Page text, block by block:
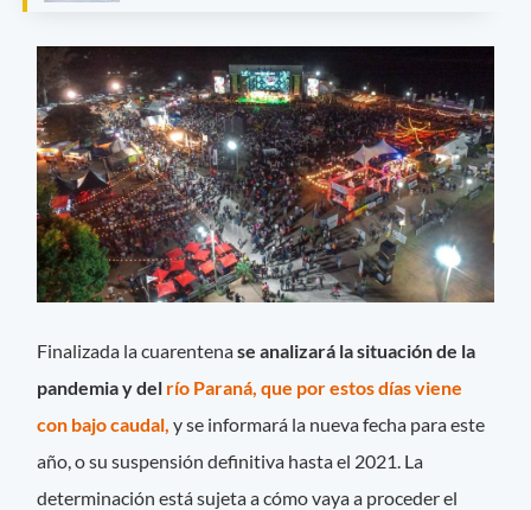
Finalizada la cuarentenase analizará la situación de la
pandemia y del río Paraná, que por estos días viene
con bajo caudal, y se informará la nueva fecha para este
año, o su suspensión definitiva hasta el 2021. La
determinación está sujeta a cómo vaya a proceder el